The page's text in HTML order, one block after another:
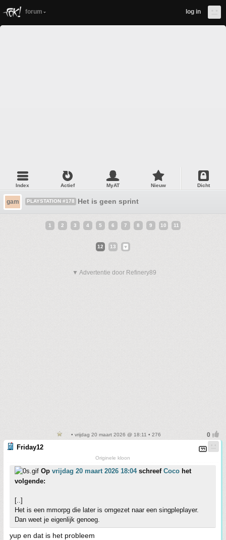
forum log in
Index Actief MyAT Nieuw Dicht
gam PLAYSTATION #178 Het is geen sprint
1 2 3 4 5 6 7 8 9 10 11
12 13
▼ Advertentie door Refinery89
• vrijdag 20 maart 2026 @ 18:11 • 276
Friday12
Originele kloon
Op vrijdag 20 maart 2026 18:04schreef Coco het
volgende:
[..]
Het is een mmorpg die later is omgezet naar een singpleplayer.
Dan weet je eigenlijk genoeg.
yup en dat is het probleem